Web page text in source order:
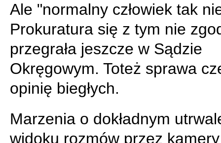
Ale "normalny człowiek tak
Prokuratura się z tym nie
przegrała jeszcze w Sądzie
Okręgowym. Toteż sprawa
opinię biegłych.
Marzenia o dokładnym
widoku rozmów przez